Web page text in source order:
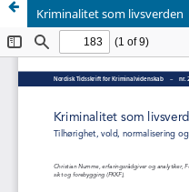
Kriminalitet som livsverden